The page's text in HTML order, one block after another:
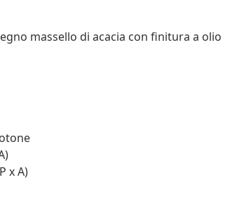
massello di acacia con finitura a olio
x A)